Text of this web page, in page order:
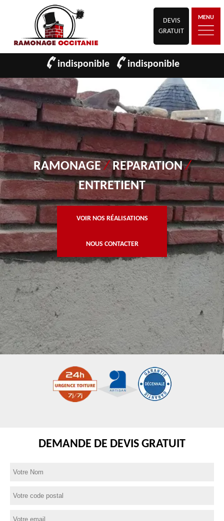
DEVIS
GRATUIT
MENU
indisponible indisponible
RAMONAGE/REPARATION/
ENTRETIENT
VOIR NOS RÉALISATIONS
NOUS CONTACTER
DEMANDE DE DEVIS GRATUIT